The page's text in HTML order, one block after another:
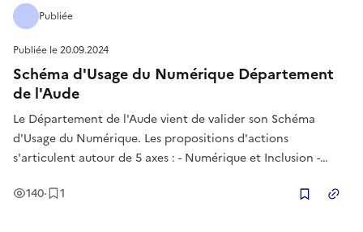
Publiée le20.09.2024
Schéma d'Usage du Numérique Département
de l'Aude
Le Département de l'Aude vient de valider son Schéma
d'Usage du Numérique. Les propositions d'actions
s'articulent autour de 5 axes : - Numérique et Inclusion -
Numérique et attractivité - Numérique et Pilotage
140Vues
· 1
Publiée